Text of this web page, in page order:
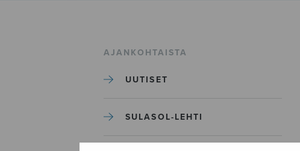
AJANKOHTAISTA
UUTISET
SULASOL-LEHTI